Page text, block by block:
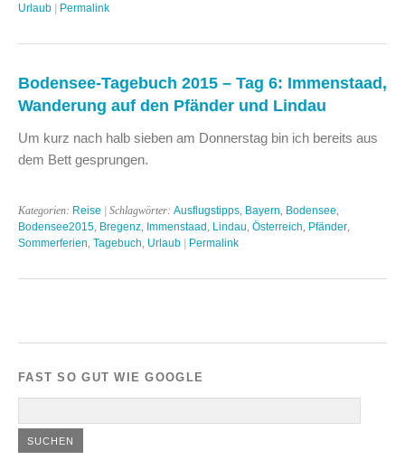
Urlaub | Permalink
Bodensee-Tagebuch 2015 – Tag 6: Immenstaad,
Wanderung auf den Pfänder und Lindau
Um kurz nach halb sieben am Donnerstag bin ich bereits aus
dem Bett gesprungen.
Kategorien: Reise | Schlagwörter: Ausflugstipps Bayern Bodensee
Bodensee2015 Bregenz Immenstaad Lindau Österreich Pfänder
Sommerferien Tagebuch Urlaub | Permalink
FAST SO GUT WIE GOOGLE